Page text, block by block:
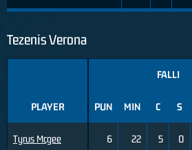
Tezenis Verona
PLAYER
Tyrus Mcgee
FALLI
PUN MIN C S
6 22 5 0